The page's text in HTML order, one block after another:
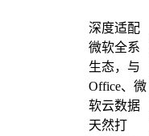
深度适配
微软全系
生态，与
Office、微
软云数据
天然打